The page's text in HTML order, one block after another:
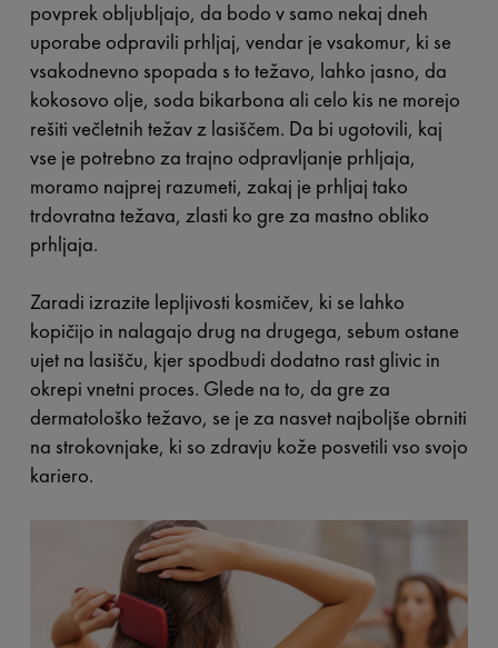
povprek obljubljajo, da bodo v samo nekaj dneh
uporabe odpravili prhljaj, vendar je vsakomur, ki se
vsakodnevno spopada s to težavo, lahko jasno, da
kokosovo olje, soda bikarbona ali celo kis ne morejo
rešiti večletnih težav z lasiščem. Da bi ugotovili, kaj
vse je potrebno za trajno odpravljanje prhljaja,
moramo najprej razumeti, zakaj je prhljaj tako
trdovratna težava, zlasti ko gre za mastno obliko
prhljaja.
Zaradi izrazite lepljivosti kosmičev, ki se lahko
kopičijo in nalagajo drug na drugega, sebum ostane
ujet na lasišču, kjer spodbudi dodatno rast glivic in
okrepi vnetni proces. Glede na to, da gre za
dermatološko težavo, se je za nasvet najboljše obrniti
na strokovnjake, ki so zdravju kože posvetili vso svojo
kariero.